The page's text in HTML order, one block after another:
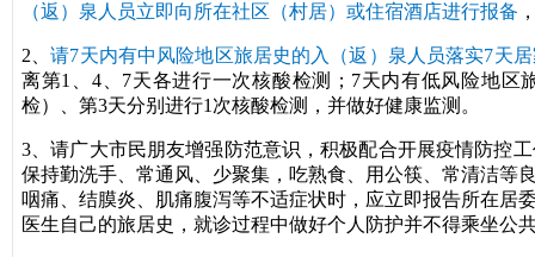
（返）泉人员立即向所在社区（村居）或住宿酒店进行报备
2、请7天内有中风险地区旅居史的入（返）泉人员落实7天
离第1、4、7天各进行一次核酸检测；7天内有低风险地
检）、第3天分别进行1次核酸检测，并做好健康监测。
3、请广大市民朋友增强防范意识，积极配合开展疫情防控
保持勤洗手、常通风、少聚集，吃熟食、用公筷、常清洁等
咽痛、结膜炎、肌痛腹泻等不适症状时，应立即报告所在居
医生自己的旅居史，就诊过程中做好个人防护并不得乘坐公